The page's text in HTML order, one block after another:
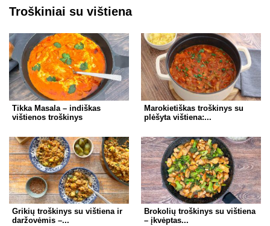
Troškiniai su vištiena
Tikka Masala – indiškas
vištienos troškinys
Marokietiškas troškinys su
plėšyta vištiena:...
Grikių troškinys su vištiena ir
daržovėmis –...
Brokolių troškinys su vištiena
– įkvėptas...